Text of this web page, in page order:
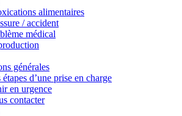
alimentaires
/ accident
médical
générales
étapes d’une prise en charge
en urgence
contacter